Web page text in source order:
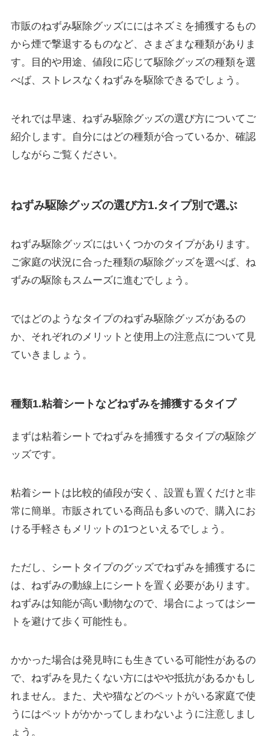
市販のねずみ駆除グッズににはネズミを捕獲するもの
から煙で撃退するものなど、さまざまな種類がありま
す。目的や用途、値段に応じて駆除グッズの種類を選
べば、ストレスなくねずみを駆除できるでしょう。
それでは早速、ねずみ駆除グッズの選び方についてご
紹介します。自分にはどの種類が合っているか、確認
しながらご覧ください。
ねずみ駆除グッズの選び方1.タイプ別で選ぶ
ねずみ駆除グッズにはいくつかのタイプがあります。
ご家庭の状況に合った種類の駆除グッズを選べば、ね
ずみの駆除もスムーズに進むでしょう。
ではどのようなタイプのねずみ駆除グッズがあるの
か、それぞれのメリットと使用上の注意点について見
ていきましょう。
種類1.粘着シートなどねずみを捕獲するタイプ
まずは粘着シートでねずみを捕獲するタイプの駆除グ
ッズです。
粘着シートは比較的値段が安く、設置も置くだけと非
常に簡単。市販されている商品も多いので、購入にお
ける手軽さもメリットの1つといえるでしょう。
ただし、シートタイプのグッズでねずみを捕獲するに
は、ねずみの動線上にシートを置く必要があります。
ねずみは知能が高い動物なので、場合によってはシー
トを避けて歩く可能性も。
かかった場合は発見時にも生きている可能性があるの
で、 ねずみを見たくない方にはやや抵抗があるかもし
れません。また、 犬や猫などのペットがいる家庭で使
うにはペットがかかってしまわないように注意しまし
ょう。